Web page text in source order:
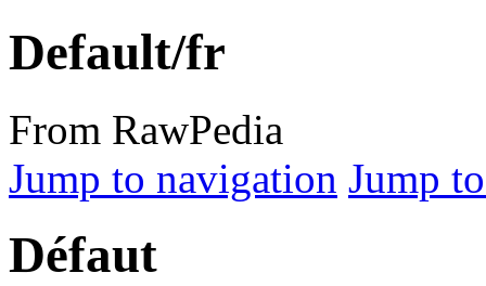
Default/fr
From RawPedia
Jump to navigation Jump
Défaut